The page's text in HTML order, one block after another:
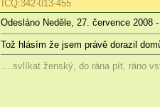
ICQ:342-013-455
Odesláno Neděle, 27. července 2008
Tož hlásím že jsem právě dorazil
....svlíkat ženský, do rána pít, ráno